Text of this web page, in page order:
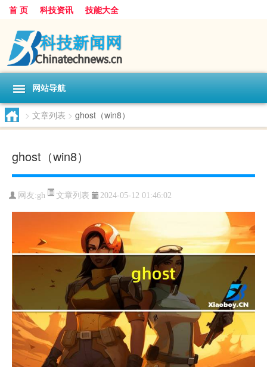
首 页 科技资讯 技能大全
网站导航
> 文章列表 > ghost（win8）
ghost（win8）
网友:gh 文章列表 2024-05-12 01:46:02